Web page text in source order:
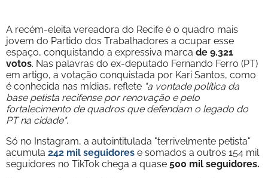
A recém-eleita vereadora do Recife é o quadro mais
jovem do Partido dos Trabalhadores a ocupar esse
espaço, conquistando a expressiva marca de 9.321
votos. Nas palavras do ex-deputado Fernando Ferro (PT)
em artigo, a votação conquistada por Kari Santos, como
é conhecida nas mídias, reflete "a vontade política da
base petista recifense por renovação e pelo
fortalecimento de quadros que defendam o legado do
PT na cidade".
Só no Instagram, a autointitulada "terrivelmente petista"
acumula 242 mil seguidores e somados a outros 154 mil
seguidores no TikTok chega a quase 500 mil seguidores.